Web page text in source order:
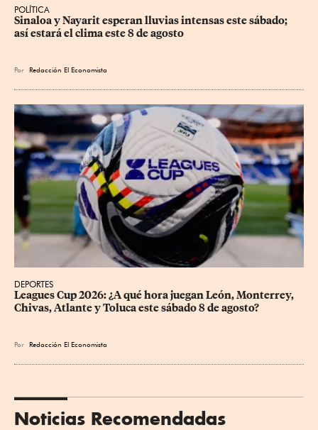
POLÍTICA
Sinaloa y Nayarit esperan lluvias intensas este sábado;
así estará el clima este 8 de agosto
Por Redacción El Economista
DEPORTES
Leagues Cup 2026: ¿A qué hora juegan León, Monterrey,
Chivas, Atlante y Toluca este sábado 8 de agosto?
Por Redacción El Economista
Noticias Recomendadas